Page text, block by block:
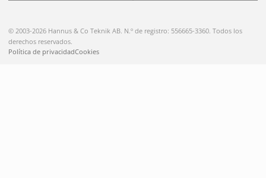
© 2003-2026 Hannus & Co Teknik AB. N.º de registro: 556665-3360. Todos los
derechos reservados.
Política de privacidadCookies